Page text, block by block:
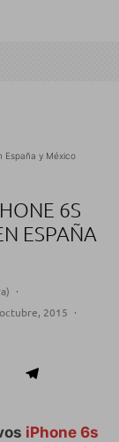
España y México
6S
ESPAÑA
·
2015 ·
iPhone 6s